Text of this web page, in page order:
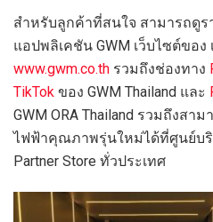
สำหรับลูกค้าที่สนใจ สามารถดูร
แอปพลิเคชัน GWM เว็บไซต์ของ
www.gwm.co.th รวมถึงช่องทาง
TikTok ของ GWM Thailand และ
GWM ORA Thailand รวมถึงส
ไฟฟ้าคุณภาพรุ่นใหม่ได้ที่ศูนย์บริ
Partner Store ทั่วประเทศ